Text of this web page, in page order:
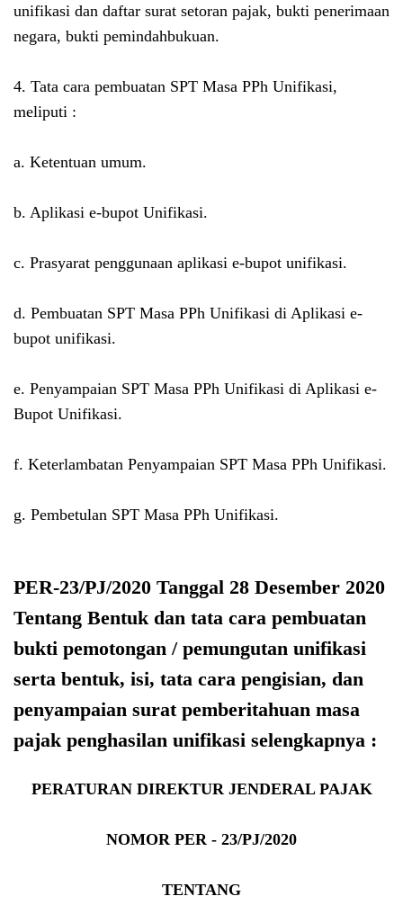
unifikasi dan daftar surat setoran pajak, bukti penerimaan
negara, bukti pemindahbukuan.
4. Tata cara pembuatan SPT Masa PPh Unifikasi,
meliputi :
a. Ketentuan umum.
b. Aplikasi e-bupot Unifikasi.
c. Prasyarat penggunaan aplikasi e-bupot unifikasi.
d. Pembuatan SPT Masa PPh Unifikasi di Aplikasi e-
bupot unifikasi.
e. Penyampaian SPT Masa PPh Unifikasi di Aplikasi e-
Bupot Unifikasi.
f. Keterlambatan Penyampaian SPT Masa PPh Unifikasi.
g. Pembetulan SPT Masa PPh Unifikasi.
PER-23/PJ/2020 Tanggal 28 Desember 2020
Tentang Bentuk dan tata cara pembuatan
bukti pemotongan / pemungutan unifikasi
serta bentuk, isi, tata cara pengisian, dan
penyampaian surat pemberitahuan masa
pajak penghasilan unifikasi selengkapnya :
PERATURAN DIREKTUR JENDERAL PAJAK
NOMOR PER - 23/PJ/2020
TENTANG